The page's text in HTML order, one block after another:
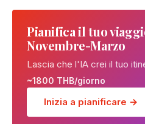
Pianifica il tuo
Novembre-Marzo
Lascia che l'IA crei il tuo
~1800 THB/giorno
Inizia a pianificare →